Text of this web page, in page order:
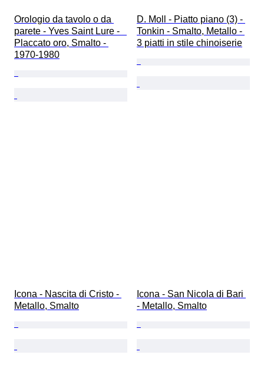
Orologio da tavolo o da
parete - Yves Saint Lure -
Placcato oro, Smalto -
1970-1980
D. Moll - Piatto piano (3) -
Tonkin - Smalto, Metallo -
3 piatti in stile chinoiserie
Icona - Nascita di Cristo -
Metallo, Smalto
Icona - San Nicola di Bari
- Metallo, Smalto